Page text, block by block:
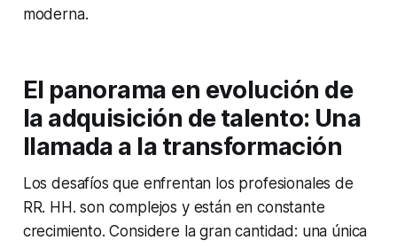
moderna.
El panorama en evolución de
la adquisición de talento: Una
llamada a la transformación
Los desafíos que enfrentan los profesionales de
RR. HH. son complejos y están en constante
crecimiento. Considere la gran cantidad: una única